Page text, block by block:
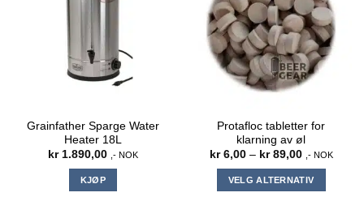
Grainfather Sparge Water
Heater 18L
kr1.890,00 ,- NOK
KJØP
Protafloc tabletter for
klarning av øl
kr6,00 – kr89,00Prisområde:
til
kr 89,00
,- NOK
VELG ALTERNATIV